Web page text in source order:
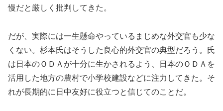
慢だと厳しく批判してきた。
だが、実際には一生懸命やっているまじめな外交官も少な
くない。杉本氏はそうした良心的外交官の典型だろう。氏
は日本のＯＤＡが十分に生かされるよう、日本のＯＤＡを
活用した地方の農村で小学校建設などに注力してきた。そ
れが長期的に日中友好に役立つと信じてのことだ。